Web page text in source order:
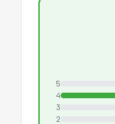
5
4
3
2